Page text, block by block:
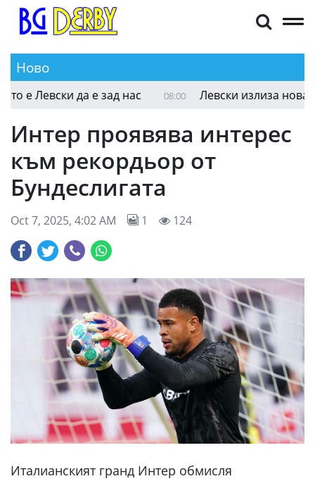
Ново
08:21 Гинко Василев пред Sportal.bg: Най-важното е
Интер проявява интерес
към рекордьор от
Бундеслигата
Oct 7, 2025, 4:02 AM 1 124
Италианският гранд Интер обмисля